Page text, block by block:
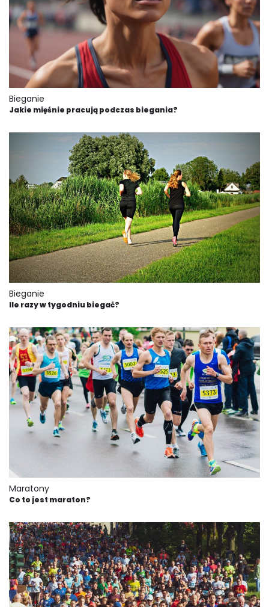
Bieganie
Jakie mięśnie pracują podczas biegania?
Bieganie
Ile razy w tygodniu biegać?
Maratony
Co to jest maraton?